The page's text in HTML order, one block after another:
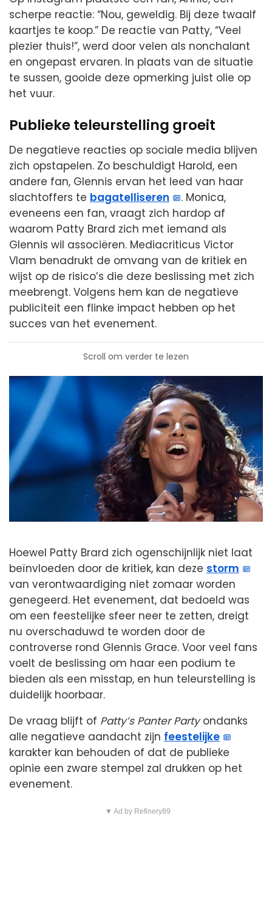
scherpe reactie: “Nou, geweldig. Bij deze twaalf
kaartjes te koop.” De reactie van Patty, “Veel
plezier thuis!”, werd door velen als nonchalant
en ongepast ervaren. In plaats van de situatie
te sussen, gooide deze opmerking juist olie op
het vuur.
Publieke teleurstelling groeit
De negatieve reacties op sociale media blijven
zich opstapelen. Zo beschuldigt Harold, een
andere fan, Glennis ervan het leed van haar
slachtoffers te bagatelliseren
. Monica,
eveneens een fan, vraagt zich hardop af
waarom Patty Brard zich met iemand als
Glennis wil associëren. Mediacriticus Victor
Vlam benadrukt de omvang van de kritiek en
wijst op de risico’s die deze beslissing met zich
meebrengt. Volgens hem kan de negatieve
publiciteit een flinke impact hebben op het
succes van het evenement.
Scroll om verder te lezen
Hoewel Patty Brard zich ogenschijnlijk niet laat
beïnvloeden door de kritiek, kan deze storm
van verontwaardiging niet zomaar worden
genegeerd. Het evenement, dat bedoeld was
om een feestelijke sfeer neer te zetten, dreigt
nu overschaduwd te worden door de
controverse rond Glennis Grace. Voor veel fans
voelt de beslissing om haar een podium te
bieden als een misstap, en hun teleurstelling is
duidelijk hoorbaar.
De vraag blijft of Patty’s Panter Partyondanks
alle negatieve aandacht zijn feestelijke
karakter kan behouden of dat de publieke
opinie een zware stempel zal drukken op het
evenement.
▼ Ad by Refinery89